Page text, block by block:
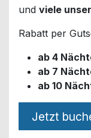
und viele
Rabatt per
ab 4
ab 7
ab 10
Jetzt